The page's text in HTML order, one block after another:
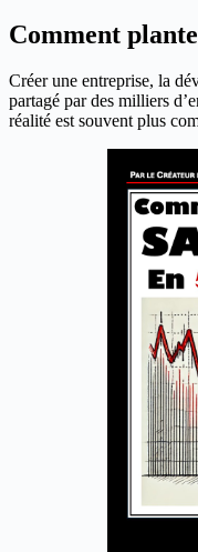
Comment
Créer une entreprise, la
partagé par des milliers
réalité est souvent plus